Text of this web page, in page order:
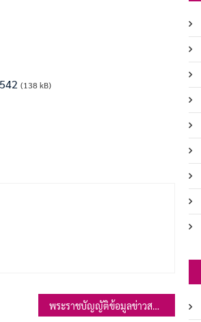
(138 kB)
พระราชบัญญัติข้อมูลข่าวสารของราชการ พ.ศ.2540